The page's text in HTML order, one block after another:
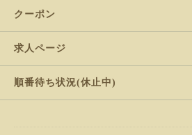
クーポン
求人ページ
順番待ち状況(休止中)